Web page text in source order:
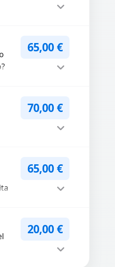
65,00€
70,00€
65,00€
20,00€